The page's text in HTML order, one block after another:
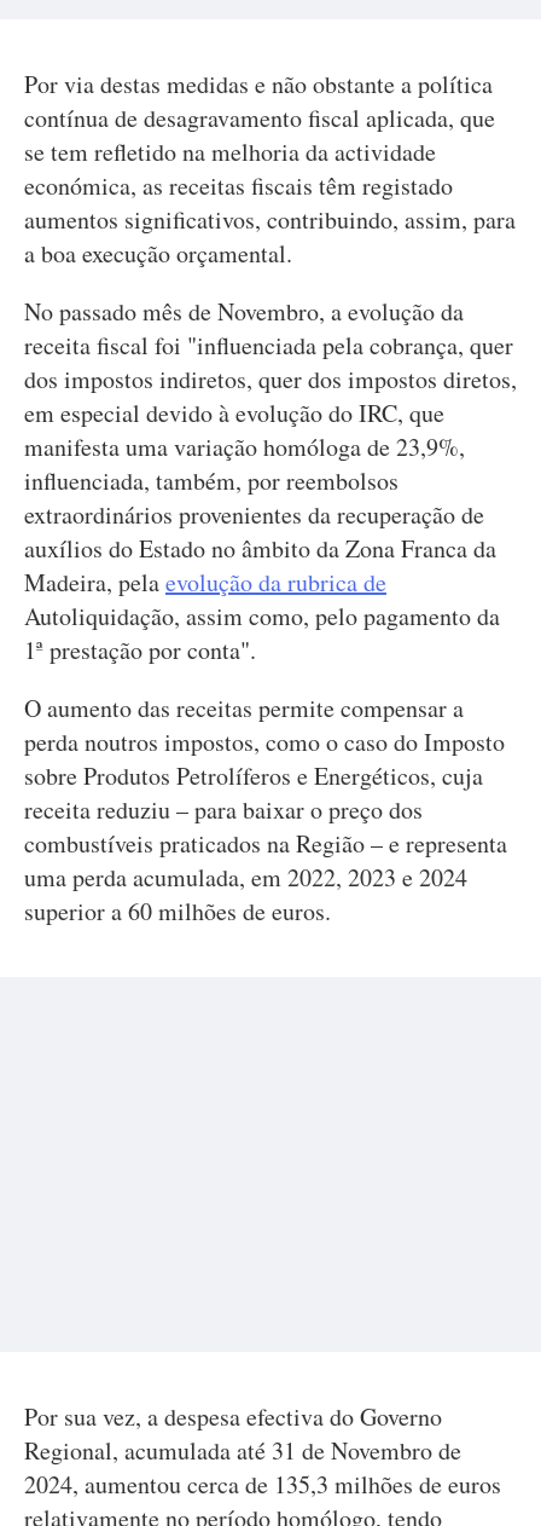
Por via destas medidas e não obstante a política
contínua de desagravamento fiscal aplicada, que
se tem refletido na melhoria da actividade
económica, as receitas fiscais têm registado
aumentos significativos, contribuindo, assim, para
a boa execução orçamental.
No passado mês de Novembro, a evolução da
receita fiscal foi "influenciada pela cobrança, quer
dos impostos indiretos, quer dos impostos diretos,
em especial devido à evolução do IRC, que
manifesta uma variação homóloga de 23,9%,
influenciada, também, por reembolsos
extraordinários provenientes da recuperação de
auxílios do Estado no âmbito da Zona Franca da
Madeira, pelaevolução da rubrica de
Autoliquidação, assim como, pelo pagamento da
1ª prestação por conta".
O aumento das receitas permite compensar a
perda noutros impostos, como o caso do Imposto
sobre Produtos Petrolíferos e Energéticos, cuja
receita reduziu – para baixar o preço dos
combustíveis praticados na Região – e representa
uma perda acumulada, em 2022, 2023 e 2024
superior a 60 milhões de euros.
Por sua vez, a despesa efectiva do Governo
Regional, acumulada até 31 de Novembro de
2024, aumentou cerca de 135,3 milhões de euros
relativamente no período homólogo, tendo